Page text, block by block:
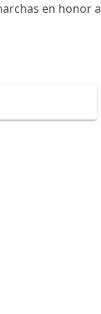
en honor a